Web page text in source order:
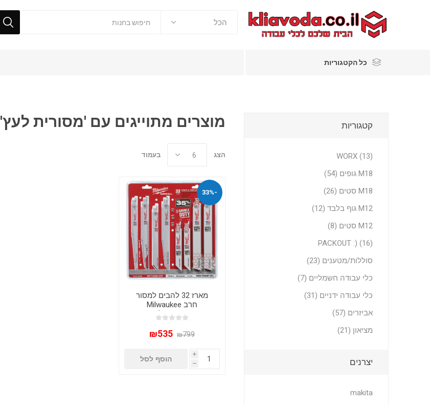
כל הקטגוריות
מוצרים מתוייגים עם 'מסורית לעץ'
הצג בעמוד
-33%
מארז 32 להבים למסור
חרב Milwaukee
SAWZALL – לעבודה
₪799
₪535
i
h
הוסף לסל
קטגוריות
WORX (13)
M18 גופים (54)
M18 סטים (26)
M12 גוף בלבד (12)
M12 סטים (8)
PACKOUT :) (16)
סוללות/מטענים (23)
כלי עבודה חשמליים (7)
כלי עבודה ידניים (31)
אביזרים (57)
מציאון (21)
יצרנים
makita